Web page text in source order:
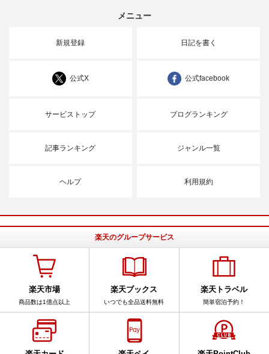
メニュー
新規登録 日記を書く
公式X 公式facebook
サービストップ ブログランキング
記事ランキング ジャンル一覧
ヘルプ 利用規約
楽天のグループサービス
楽天市場
商品数は1億点以上
楽天ブックス
いつでも全品送料無料
楽天トラベル
簡単宿泊予約！